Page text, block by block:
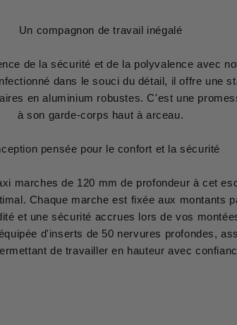
Un compagnon de travail inégalé
de la sécurité et de la polyvalence avec
dans le souci du détail, il offre une
en aluminium robustes. C'est une
à son garde-corps haut à arceau.
pensée pour le confort et la sécurité
marches de 120 mm de profondeur à cet
Chaque marche est fixée aux montants
et une sécurité accrues lors de vos
d'inserts de 50 nervures profondes,
de travailler en hauteur avec